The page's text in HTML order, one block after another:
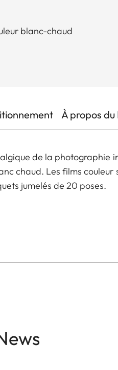
blanc-chaud
À propos
de la photographie
chaud. Les films
jumelés de 20 poses.